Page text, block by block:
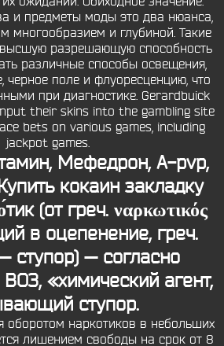
и предметы моды это два нюанса,
многообразием и глубиной. Такие
разрешающую способность
различные способы освещения,
черное поле и флуоресценцию, что
при диагностике. Gerardbuick
their skins into the gambling site
bets on various games, including
jackpot games.
Мефедрон, A-pvp,
кокаин закладку
(от греч. ναρκωτικός
в оцепенение, греч.
ступор) — согласно
«химический агент,
ступор.
наркотиков в небольших
лишением свободы на срок от 8